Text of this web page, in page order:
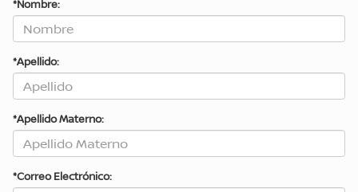
*Nombre:
*Apellido:
*Apellido Materno:
*Correo Electrónico: